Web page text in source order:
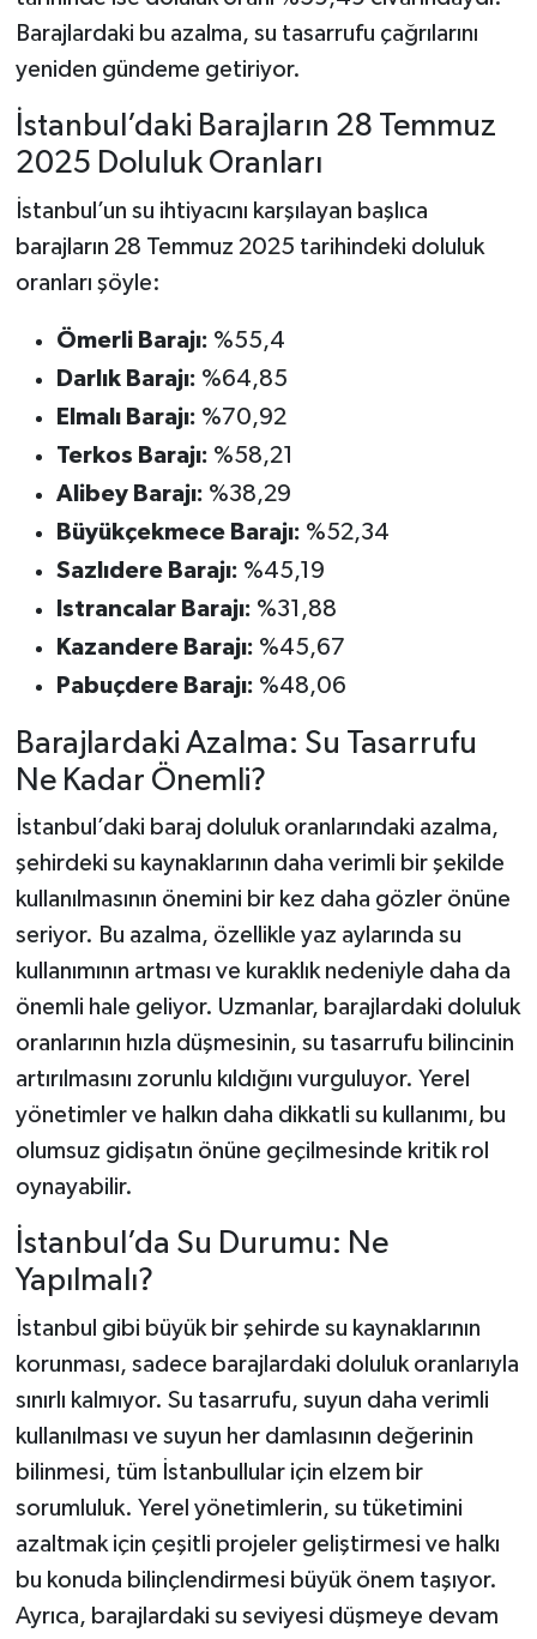
Barajlardaki bu azalma, su tasarrufu çağrılarını
yeniden gündeme getiriyor.
İstanbul’daki Barajların 28 Temmuz
2025 Doluluk Oranları
İstanbul’un su ihtiyacını karşılayan başlıca
barajların 28 Temmuz 2025 tarihindeki doluluk
oranları şöyle:
Ömerli Barajı: %55,4
Darlık Barajı: %64,85
Elmalı Barajı: %70,92
Terkos Barajı: %58,21
Alibey Barajı: %38,29
Büyükçekmece Barajı: %52,34
Sazlıdere Barajı: %45,19
Istrancalar Barajı: %31,88
Kazandere Barajı: %45,67
Pabuçdere Barajı: %48,06
Barajlardaki Azalma: Su Tasarrufu
Ne Kadar Önemli?
İstanbul’daki baraj doluluk oranlarındaki azalma,
şehirdeki su kaynaklarının daha verimli bir şekilde
kullanılmasının önemini bir kez daha gözler önüne
seriyor. Bu azalma, özellikle yaz aylarında su
kullanımının artması ve kuraklık nedeniyle daha da
önemli hale geliyor. Uzmanlar, barajlardaki doluluk
oranlarının hızla düşmesinin, su tasarrufu bilincinin
artırılmasını zorunlu kıldığını vurguluyor. Yerel
yönetimler ve halkın daha dikkatli su kullanımı, bu
olumsuz gidişatın önüne geçilmesinde kritik rol
oynayabilir.
İstanbul’da Su Durumu: Ne
Yapılmalı?
İstanbul gibi büyük bir şehirde su kaynaklarının
korunması, sadece barajlardaki doluluk oranlarıyla
sınırlı kalmıyor. Su tasarrufu, suyun daha verimli
kullanılması ve suyun her damlasının değerinin
bilinmesi, tüm İstanbullular için elzem bir
sorumluluk. Yerel yönetimlerin, su tüketimini
azaltmak için çeşitli projeler geliştirmesi ve halkı
bu konuda bilinçlendirmesi büyük önem taşıyor.
Ayrıca, barajlardaki su seviyesi düşmeye devam